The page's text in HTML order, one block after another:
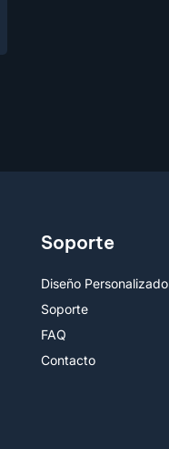
Soporte
Diseño Personalizado
Soporte
FAQ
Contacto